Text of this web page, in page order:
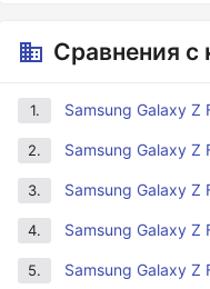
Сравнения с
1. Samsung Galaxy Z
2. Samsung Galaxy Z
3. Samsung Galaxy Z
4. Samsung Galaxy Z
5. Samsung Galaxy Z